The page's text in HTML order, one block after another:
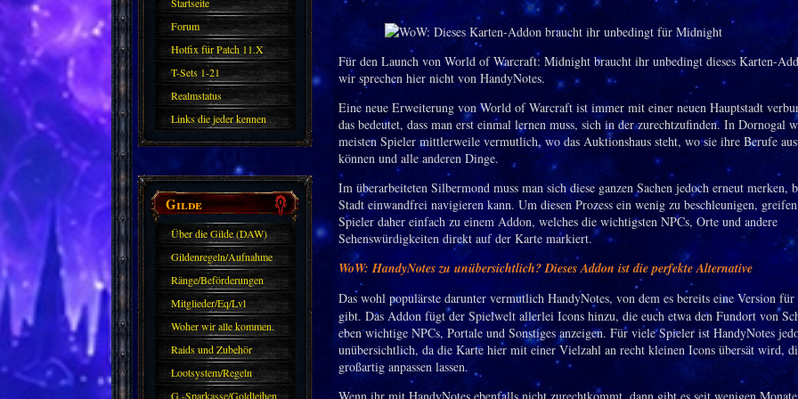
Startseite
Forum
Hotfix für Patch 11.X
T-Sets 1-21
Realmstatus
Links die jeder kennen
sollte?! Oder nicht?
Gilde
Über die Gilde (DAW)
Gildenregeln/Aufnahme
Ränge/Beförderungen
Mitglieder/Eq/Lvl
Woher wir alle kommen.
Raids und Zubehör
Lootsystem/Regeln
G.-Sparkasse/Goldleihen
Für den Launch von World of Warcraft: Midnight braucht ihr unbedingt dieses Karten-
wir sprechen hier nicht von HandyNotes.
Eine neue Erweiterung von World of Warcraft ist immer mit einer neuen Hauptstadt
das bedeutet, dass man erst einmal lernen muss, sich in der zurechtzufinden. In Dornogal
meisten Spieler mittlerweile vermutlich, wo das Auktionshaus steht, wo sie ihre Berufe
können und alle anderen Dinge.
Im überarbeiteten Silbermond muss man sich diese ganzen Sachen jedoch erneut merken,
Stadt einwandfrei navigieren kann. Um diesen Prozess ein wenig zu beschleunigen,
Spieler daher einfach zu einem Addon, welches die wichtigsten NPCs, Orte und andere
Sehenswürdigkeiten direkt auf der Karte markiert.
WoW: HandyNotes zu unübersichtlich? Dieses Addon ist die perfekte Alternative
Das wohl populärste darunter vermutlich HandyNotes, von dem es bereits eine Version für
gibt. Das Addon fügt der Spielwelt allerlei Icons hinzu, die euch etwa den Fundort von
eben wichtige NPCs, Portale und Sonstiges anzeigen. Für viele Spieler ist HandyNotes
unübersichtlich, da die Karte hier mit einer Vielzahl an recht kleinen Icons übersät wird,
großartig anpassen lassen.